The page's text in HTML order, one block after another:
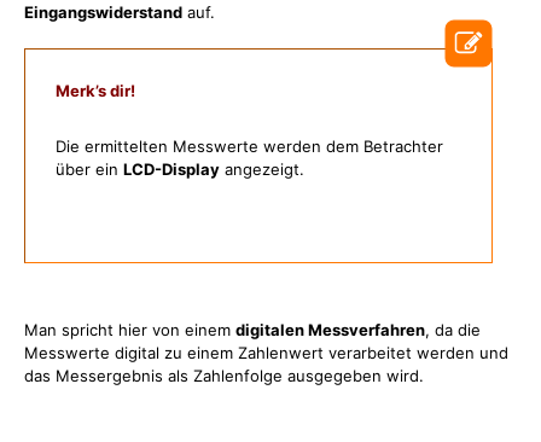
Eingangswiderstand auf.
Merk’s dir!
Die ermittelten Messwerte werden dem Betrachter
über ein LCD-Display angezeigt.
Man spricht hier von einem digitalen Messverfahren, da die
Messwerte digital zu einem Zahlenwert verarbeitet werden und
das Messergebnis als Zahlenfolge ausgegeben wird.